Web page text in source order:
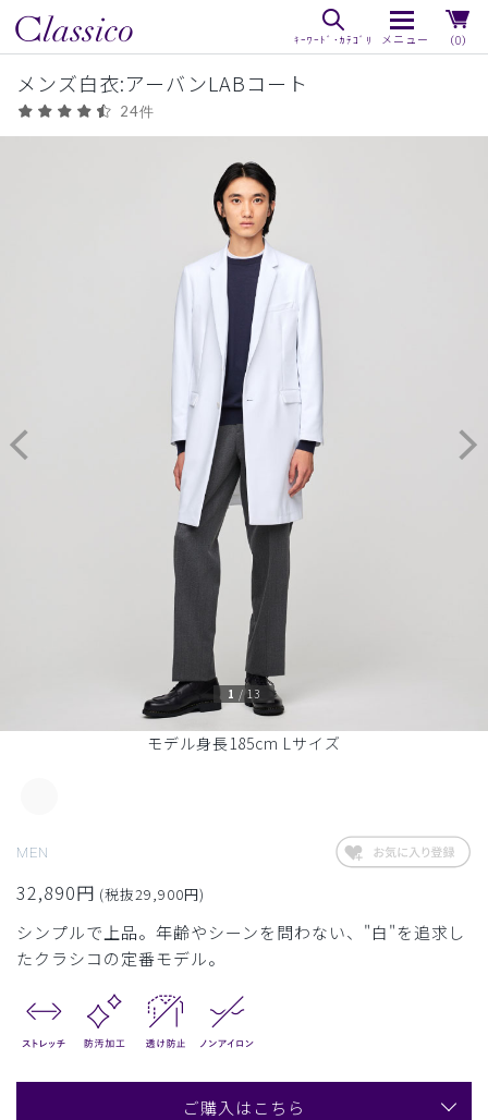
（0）
メンズ白衣:アーバンLABコート
24件
モデル身長185cm Lサイズ
1 /13
MEN
32,890円 (税抜29,900円)
シンプルで上品。年齢やシーンを問わない、"白"を追求し
たクラシコの定番モデル。
ご購入はこちら